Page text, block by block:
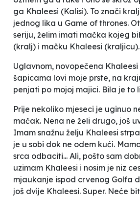
ga Khaleesi (Kalisi). To znači
jednog lika u Game of thrones.
seriju, želim imati mačka kojeg
(kralj) i mačku Khaleesi (kraljicu).
Uglavnom, novopečena Khaleesi
šapicama lovi moje prste, na
penjati po mojoj majici. Bila je to
Prije nekoliko mjeseci je uginuo
mačak. Nena ne želi drugo, još
Imam snažnu želju Khaleesi
je u sobi dok ne odem kući.
srca odbaciti... Ali, pošto sam
uzimam Khaleesi i nosim je niz
mjaukanje ispod crvenog Golfa
još dvije Khaleesi. Super. Neće